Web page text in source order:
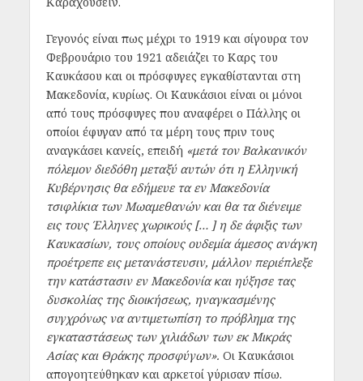
Γεγονός είναι πως μέχρι το 1919 και σίγουρα τον
Φεβρουάριο του 1921 αδειάζει το Καρς του
Καυκάσου και οι πρόσφυγες εγκαθίστανται στη
Μακεδονία, κυρίως. Οι Καυκάσιοι είναι οι μόνοι
από τους πρόσφυγες που αναφέρει ο Πάλλης οι
οποίοι έφυγαν από τα μέρη τους πριν τους
αναγκάσει κανείς, επειδή «μετά τον Βαλκανικόν
πόλεμον διεδόθη μεταξύ αυτών ότι η Ελληνική
Κυβέρνησις θα εδήμευε τα εν Μακεδονία
τσιφλίκια των Μωαμεθανών και θα τα διένειμε
εις τους Έλληνες χωρικούς [… ] η δε άφιξις των
Καυκασίων, τους οποίους ουδεμία άμεσος ανάγκη
προέτρεπε εις μετανάστευσιν, μάλλον περιέπλεξε
την κατάστασιν εν Μακεδονία και ηύξησε τας
δυσκολίας της διοικήσεως, ηναγκασμένης
συγχρόνως να αντιμετωπίση το πρόβλημα της
εγκαταστάσεως των χιλιάδων των εκ Μικράς
Ασίας και Θράκης προσφύγων». Οι Καυκάσιοι
απογοητεύθηκαν και αρκετοί γύρισαν πίσω.